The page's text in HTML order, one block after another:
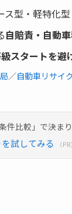
ス型・軽特化
自賠責・自動
スタートを避
／自動車リサイ
件比較」で決ま
試してみる （PR